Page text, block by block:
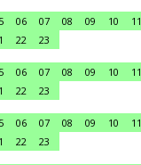
06 07 08 09 10 11
22
23
06 07 08 09 10 11
22
23
06 07 08 09 10 11
22
23